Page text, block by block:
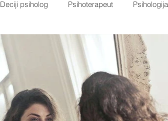
Deciji psiholog Psihoterapeut Psihologija